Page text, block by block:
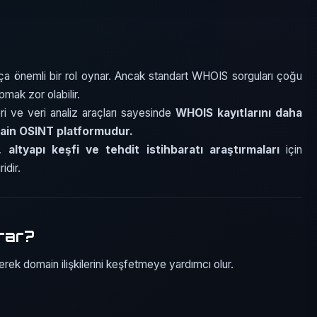
önemli bir rol oynar. Ancak standart WHOIS sorguları çoğu
zor olabilir.
ve veri analiz araçları sayesinde WHOIS kayıtlarını daha
OSINT platformudur.
keşfi ve tehdit istihbaratı araştırmalarıiçin
domain ilişkilerini keşfetmeye yardımcı olur.